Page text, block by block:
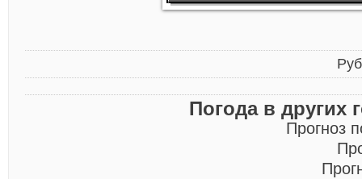
Погода в других
Прогноз